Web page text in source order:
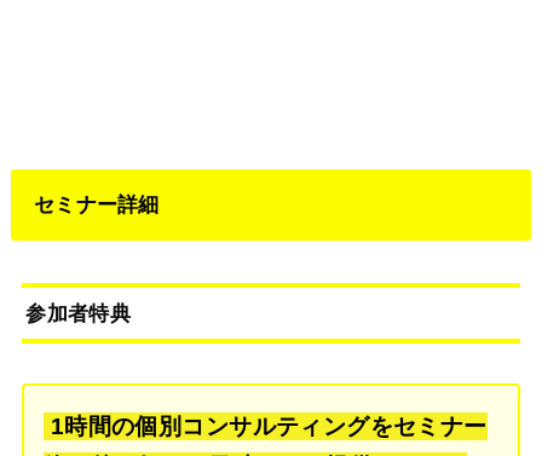
セミナー詳細
参加者特典
1時間の個別コンサルティングをセミナー